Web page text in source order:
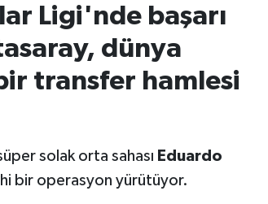
Ligi'nde başarı
dünya
transfer hamlesi
solak orta sahası Eduardo
bir operasyon yürütüyor.